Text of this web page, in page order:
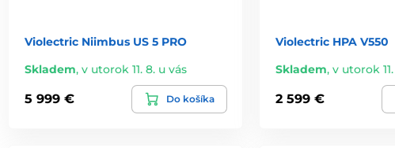
Violectric Niimbus US 5 PRO
Skladem, v utorok 11. 8. u vás
5 999 € Do košíka
Violectric HPA V550
Skladem, v utorok
2 599 €